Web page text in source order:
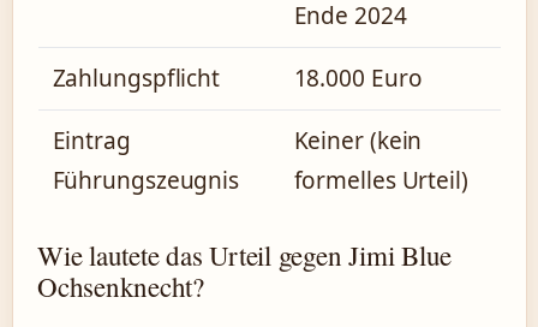
Ende 2024
Zahlungspflicht
18.000 Euro
Eintrag
Führungszeugnis
Keiner (kein
formelles Urteil)
Wie lautete das Urteil gegen Jimi Blue
Ochsenknecht?